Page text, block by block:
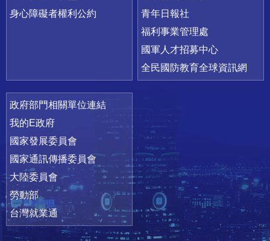
身心障礙者權利公約
青年日報社
福利事業管理處
國軍人才招募中心
全民國防教育全球資訊網
政府部門相關單位連結
我的E政府
國家發展委員會
國家通訊傳播委員會
大陸委員會
勞動部
台灣就業通